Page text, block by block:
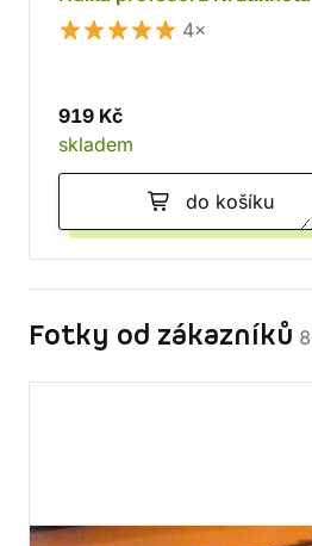
4×
919 Kč
skladem
do košíku
Fotky od zákazníků 8